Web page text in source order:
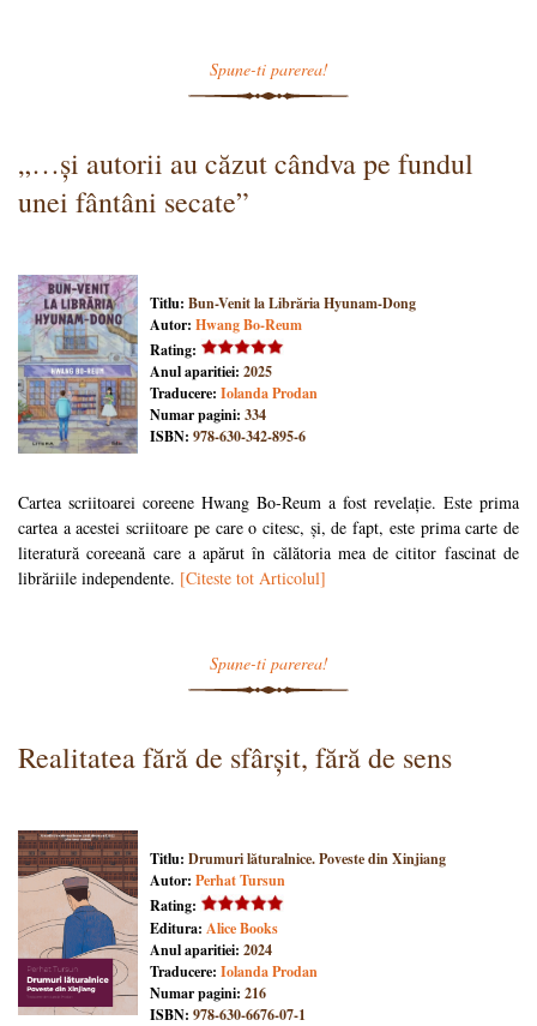
Spune-ti parerea!
„…și autorii au căzut cândva pe fundul
unei fântâni secate”
Titlu: Bun-Venit la Librăria Hyunam-Dong
Autor: Hwang Bo-Reum
Rating:
Anul aparitiei: 2025
Traducere: Iolanda Prodan
Numar pagini: 334
ISBN: 978-630-342-895-6
Cartea scriitoarei coreene Hwang Bo-Reum a fost revelație. Este prima
cartea a acestei scriitoare pe care o citesc, și, de fapt, este prima carte de
literatură coreeană care a apărut în călătoria mea de cititor fascinat de
librăriile independente. [Citeste tot Articolul]
Spune-ti parerea!
Realitatea fără de sfârșit, fără de sens
Titlu: Drumuri lăturalnice. Poveste din Xinjiang
Autor: Perhat Tursun
Rating:
Editura: Alice Books
Anul aparitiei: 2024
Traducere: Iolanda Prodan
Numar pagini: 216
ISBN: 978-630-6676-07-1